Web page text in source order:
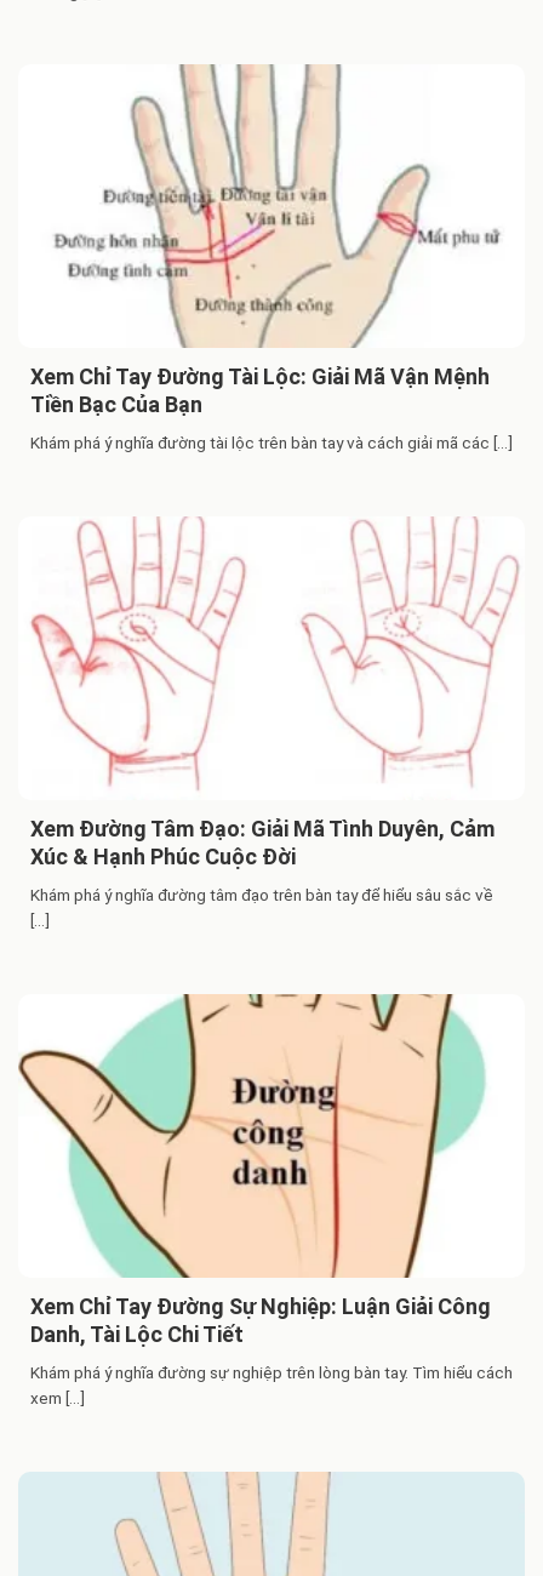
Xem Chỉ Tay Đường Tài Lộc: Giải Mã Vận Mệnh
Tiền Bạc Của Bạn
Khám phá ý nghĩa đường tài lộc trên bàn tay và cách giải mã các [...]
Xem Đường Tâm Đạo: Giải Mã Tình Duyên, Cảm
Xúc & Hạnh Phúc Cuộc Đời
Khám phá ý nghĩa đường tâm đạo trên bàn tay để hiểu sâu sắc về
[...]
Xem Chỉ Tay Đường Sự Nghiệp: Luận Giải Công
Danh, Tài Lộc Chi Tiết
Khám phá ý nghĩa đường sự nghiệp trên lòng bàn tay. Tìm hiểu cách
xem [...]